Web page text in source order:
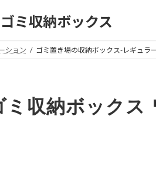
ミ収納ボックス
ション ゴミ置き場の収納ボックス-レギュラ
収納ボックス